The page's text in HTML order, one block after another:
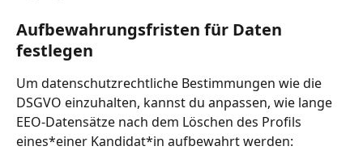
Aufbewahrungsfristen für Daten
festlegen
Um datenschutzrechtliche Bestimmungen wie die
DSGVO einzuhalten, kannst du anpassen, wie lange
EEO-Datensätze nach dem Löschen des Profils
eines*einer Kandidat*in aufbewahrt werden: